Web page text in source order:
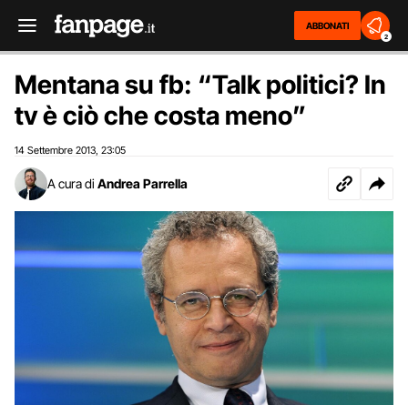
ABBONATI
2
Mentana su fb: “Talk politici? In
tv è ciò che costa meno”
14 Settembre 2013 23:05
A cura di Andrea Parrella